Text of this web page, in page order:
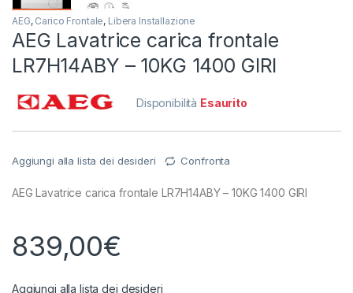
AEG, Carico Frontale, Libera Installazione
AEG Lavatrice carica frontale
LR7H14ABY – 10KG 1400 GIRI
Disponibilità Esaurito
Aggiungi alla lista dei desideri Confronta
AEG Lavatrice carica frontale LR7H14ABY – 10KG 1400 GIRI
839,00€
Aggiungi alla lista dei desideri